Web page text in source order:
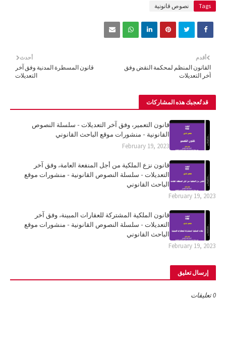
Tags نصوص قانونية
أحدث
قانون المسطرة المدنية وفق آخر
التعديلات
أقدم
القانون المنظم لمحكمة النقض وفق
آخر التعديلات
قد تُعجبك هذه المشاركات
قانون التعمير، وفق آخر التعديلات - سلسلة النصوص
القانونية - منشورات موقع الباحث القانوني
February 19, 2023
قانون نزع الملكية من أجل المنفعة العامة، وفق آخر
التعديلات - سلسلة النصوص القانونية - منشورات موقع
الباحث القانوني
February 19, 2023
قانون الملكية المشتركة للعقارات المبينة، وفق آخر
التعديلات - سلسلة النصوص القانونية - منشورات موقع
الباحث القانوني
February 19, 2023
إرسال تعليق
0 تعليقات